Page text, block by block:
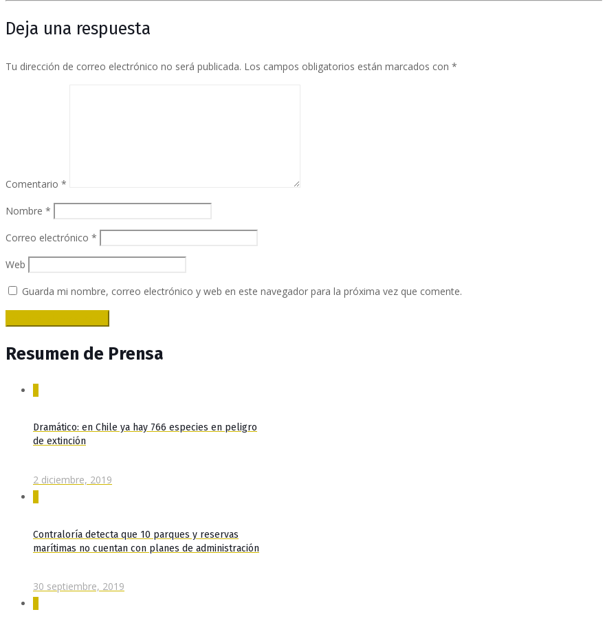
Deja una respuesta
Tu dirección de correo electrónico no será publicada. Los campos obligatorios están marcados con *
Comentario *
Nombre *
Correo electrónico *
Web
Guarda mi nombre, correo electrónico y web en este navegador para la próxima vez que comente.
Resumen de Prensa
Dramático: en Chile ya hay 766 especies en peligro
de extinción
2 diciembre, 2019
Contraloría detecta que 10 parques y reservas
marítimas no cuentan con planes de administración
30 septiembre, 2019